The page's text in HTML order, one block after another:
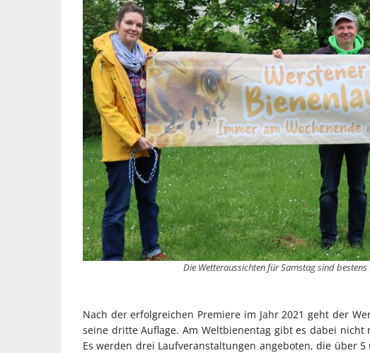
Die Wetteraussichten für Samstag sind
Nach der erfolgreichen Premiere im Jahr 2021 geht der
seine dritte Auflage. Am Weltbienentag gibt es dabei
Es werden drei Laufveranstaltungen angeboten, die über